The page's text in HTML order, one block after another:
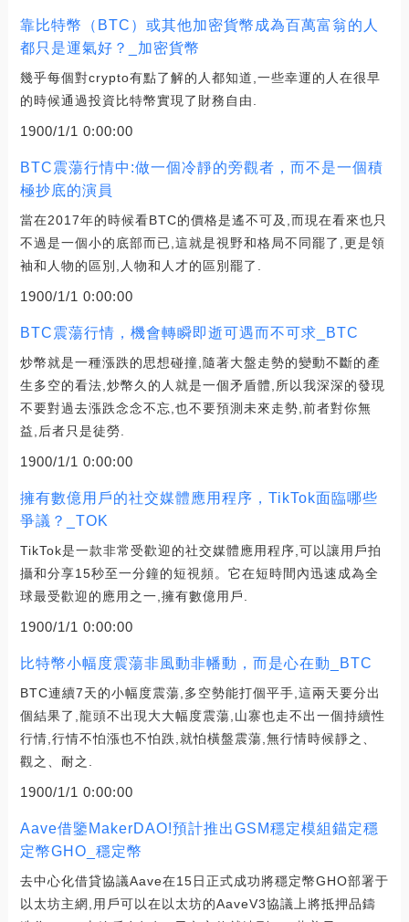
靠比特幣（BTC）或其他加密貨幣成為百萬富翁的人
都只是運氣好？_加密貨幣
幾乎每個對crypto有點了解的人都知道,一些幸運的人在很早
的時候通過投資比特幣實現了財務自由.
1900/1/1 0:00:00
BTC震蕩行情中:做一個冷靜的旁觀者，而不是一個積
極抄底的演員
當在2017年的時候看BTC的價格是遙不可及,而現在看來也只
不過是一個小的底部而已,這就是視野和格局不同罷了,更是領
袖和人物的區別,人物和人才的區別罷了.
1900/1/1 0:00:00
BTC震蕩行情，機會轉瞬即逝可遇而不可求_BTC
炒幣就是一種漲跌的思想碰撞,隨著大盤走勢的變動不斷的產
生多空的看法,炒幣久的人就是一個矛盾體,所以我深深的發現
不要對過去漲跌念念不忘,也不要預測未來走勢,前者對你無
益,后者只是徒勞.
1900/1/1 0:00:00
擁有數億用戶的社交媒體應用程序，TikTok面臨哪些
爭議？_TOK
TikTok是一款非常受歡迎的社交媒體應用程序,可以讓用戶拍
攝和分享15秒至一分鐘的短視頻。它在短時間內迅速成為全
球最受歡迎的應用之一,擁有數億用戶.
1900/1/1 0:00:00
比特幣小幅度震蕩非風動非幡動，而是心在動_BTC
BTC連續7天的小幅度震蕩,多空勢能打個平手,這兩天要分出
個結果了,龍頭不出現大大幅度震蕩,山寨也走不出一個持續性
行情,行情不怕漲也不怕跌,就怕橫盤震蕩,無行情時候靜之、
觀之、耐之.
1900/1/1 0:00:00
Aave借鑒MakerDAO!預計推出GSM穩定模組錨定穩
定幣GHO_穩定幣
去中心化借貸協議Aave在15日正式成功將穩定幣GHO部署于
以太坊主網,用戶可以在以太坊的AaveV3協議上將抵押品鑄